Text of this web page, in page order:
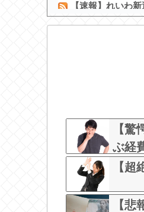
【速報】れいわ
AVって中出しし
学校からプール
【
ぶ経
な
【
【